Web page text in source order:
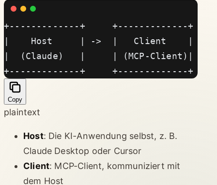
+-------------+     +-------------+
|    Host     | ->  |   Client    | ->
|  (Claude)   |     | (MCP-Client)|
+-------------+     +-------------+
Copy
plaintext
Host: Die KI-Anwendung selbst, z. B.
Claude Desktop oder Cursor
Client: MCP-Client, kommuniziert mit
dem Host